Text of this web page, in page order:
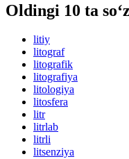
Oldingi 10 ta so‘z
litiy
litograf
litografik
litografiya
litologiya
litosfera
litr
litrlab
litrli
litsenziya